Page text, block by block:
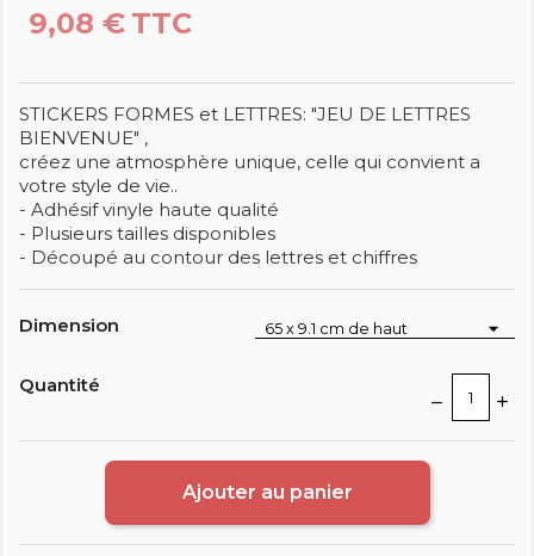
9,08 € TTC
STICKERS FORMES et LETTRES: "JEU DE LETTRES
BIENVENUE" ,
créez une atmosphère unique, celle qui convient a
votre style de vie..
- Adhésif vinyle haute qualité
- Plusieurs tailles disponibles
- Découpé au contour des lettres et chiffres
Dimension
Quantité
Ajouter au panier